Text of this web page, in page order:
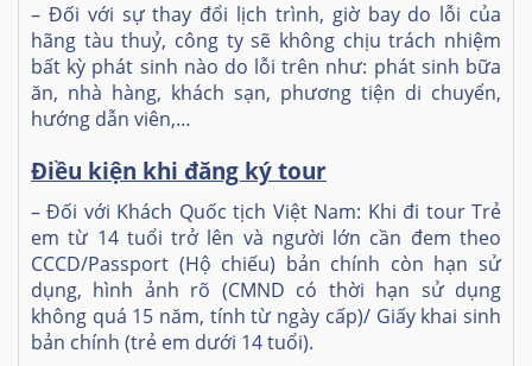
– Đối với sự thay đổi lịch trình, giờ bay do lỗi của
hãng tàu thuỷ, công ty sẽ không chịu trách nhiệm
bất kỳ phát sinh nào do lỗi trên như: phát sinh bữa
ăn, nhà hàng, khách sạn, phương tiện di chuyển,
hướng dẫn viên,…
Điều kiện khi đăng ký tour
– Đối với Khách Quốc tịch Việt Nam: Khi đi tour Trẻ
em từ 14 tuổi trở lên và người lớn cần đem theo
CCCD/Passport (Hộ chiếu) bản chính còn hạn sử
dụng, hình ảnh rõ (CMND có thời hạn sử dụng
không quá 15 năm, tính từ ngày cấp)/ Giấy khai sinh
bản chính (trẻ em dưới 14 tuổi).